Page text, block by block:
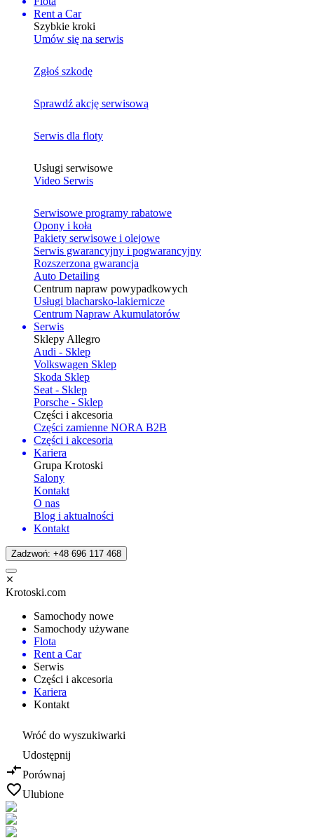
Rent a Car
Szybkie kroki
Umów się na serwis
Zgłoś szkodę
Sprawdź akcję serwisową
Serwis dla floty
Usługi serwisowe
Video Serwis
Serwisowe programy rabatowe
Opony i koła
Pakiety serwisowe i olejowe
Serwis gwarancyjny i pogwarancyjny
Rozszerzona gwarancja
Auto Detailing
Centrum napraw powypadkowych
Usługi blacharsko-lakiernicze
Centrum Napraw Akumulatorów
Serwis
Sklepy Allegro
Audi - Sklep
Volkswagen Sklep
Skoda Sklep
Seat - Sklep
Porsche - Sklep
Części i akcesoria
Części zamienne NORA B2B
Części i akcesoria
Kariera
Grupa Krotoski
Salony
Kontakt
O nas
Blog i aktualności
Kontakt
Zadzwoń: +48 696 117 468
Krotoski.com
Samochody nowe
Samochody używane
Flota
Rent a Car
Serwis
Części i akcesoria
Kariera
Kontakt
Wróć do wyszukiwarki
Udostępnij
Porównaj
Ulubione